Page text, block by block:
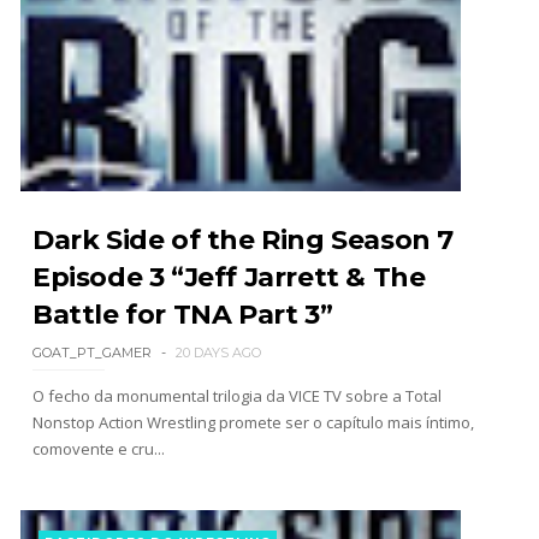
WWE: Possível adversário de Roman Reigns no
México revelado
SCSA867-Aug 07 2026
Agente livre de peso: Kairi Sane revela inúmeras
propostas após saída da WWE e pondera o
próximo passo
SCSA867-Aug 07 2026
WWE: Regresso de Stephanie Vaquer foi adiado
por várias semanas
Dark Side of the Ring Season 7
Episode 3 “Jeff Jarrett & The
Battle for TNA Part 3”
GOAT_PT_GAMER 20 DAYS AGO
O fecho da monumental trilogia da VICE TV sobre a Total
Nonstop Action Wrestling promete ser o capítulo mais íntimo,
comovente e cru...